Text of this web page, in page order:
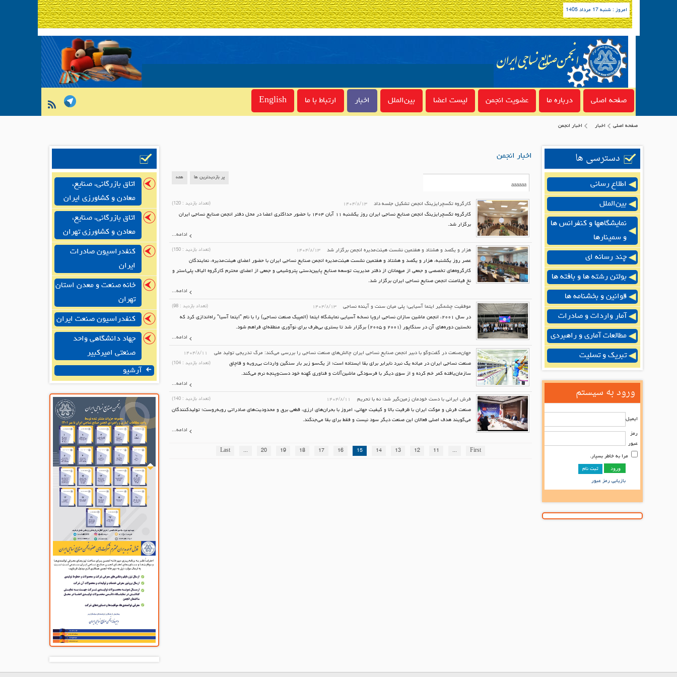
امروز : شنبه 17 مرداد 1405
صفحه اصلی درباره ما عضویت انجمن لیست اعضا بین‌الملل اخبار ارتباط با ما English
صفحه اصلی اخبار اخبار انجمن
دسترسی ها
اطلاع رسانی
بین‌الملل
نمایشگاهها و کنفرانس ها
و سمینارها
چند رسانه ای
بولتن رشته ها و بافته ها
قوانین و بخشنامه ها
آمار واردات و صادرات
مطالعات آماری و راهبردی
تبریک و تسلیت
ورود به سیستم
ایمیل
رمز
عبور
مرا به خاطر بسپار.
ثبت نام
بازیابی رمز عبور
اخبار انجمن
پر بازدیدترین ها همه
کارگروه تکسچرایزینگ انجمن تشکیل جلسه داد ۱۴۰۴/۸/۱۳ (تعداد بازدید : 120
)
کارگروه تکسچرایزینگ انجمن صنایع نساجی ایران روز یکشنبه ۱۱ آبان ۱۴۰۴ با حضور حداکثری اعضا در محل دفتر انجمن صنایع نساجی ایران
برگزار شد.
ادامه...
هزار و یکصد و هشتاد و هفتمین نشست هیئت‌مدیره انجمن برگزار شد ۱۴۰۴/۸/۱۳ (تعداد بازدید : 150
)
عصر روز یکشنبه، هزار و یکصد و هشتاد و هفتمین نشست هیئت‌مدیره انجمن صنایع نساجی ایران با حضور اعضای هیئت‌مدیره، نمایندگان
کارگروه‌های تخصصی و جمعی از میهمانان از دفتر مدیریت توسعه صنایع پایین‌دستی پتروشیمی و جمعی از اعضای محترم کارگروه الیاف پلی‌استر و
نخ فیلامنت انجمن صنایع نساجی ایران برگزار شد.
ادامه...
موفقیت چشمگیر ایتما آسیایی؛ پلی میان سنت و آینده نساجی ۱۴۰۴/۸/۱۳ (تعداد بازدید : 98
)
در سال ۲۰۰۱، انجمن ماشین سازان نساجی اروپا نسخه آسیایی نمایشگاه ایتما (المپیک صنعت نساجی) را با نام "ایتما آسیا" راه‌اندازی کرد که
نخستین دوره‌های آن در سنگاپور (۲۰۰۱ و ۲۰۰۵) برگزار شد تا بستری بی‌طرف برای نوآوری منطقه‌ای فراهم شود.
ادامه...
جهان‌صنعت در گفت‌و‌گو با دبیر انجمن صنایع نساجی ایران چالش‌های صنعت نساجی را بررسی می‌کند: مرگ تدریجی تولید ملی
۱۴۰۴/۸/۱۱
(تعداد بازدید : 104
)
صنعت نساجی ایران در میانه یک نبرد نابرابر برای بقا ایستاده است؛ از یک‌سو زیر بار سنگین واردات بی‌رویه و قاچاق
سازمان‌یافته کمر خم کرده و از سوی دیگر با فرسودگی ماشین‌آلات و فناوری کهنه خود دست‌و‌پنجه نرم می‌کند.
ادامه...
فرش ایرانی با دست خودمان زمین‌گیر شد؛ نه با تحریم ۱۴۰۴/۸/۱۱ (تعداد بازدید : 140
)
صنعت فرش و موکت ایران با ظرفیت بالا و کیفیت جهانی، امروز با بحران‌های ارزی، قطعی برق و محدودیت‌های صادراتی روبه‌روست؛ تولیدکنندگان
می‌گویند هدف اصلی فعالان این صنعت دیگر سود نیست و فقط برای بقا می‌جنگند.
ادامه...
First
...
11
12
13
14
15
16
17
18
19
20
...
Last
اتاق بازرگانی، صنایع،
معادن و کشاورزی ایران
اتاق بازرگانی، صنایع،
معادن و کشاورزی تهران
کنفدراسیون صادرات
ایران
خانه صنعت و معدن استان
تهران
کنفدراسیون صنعت ایران
جهاد دانشگاهی واحد
صنعتی امیرکبیر
آرشیو